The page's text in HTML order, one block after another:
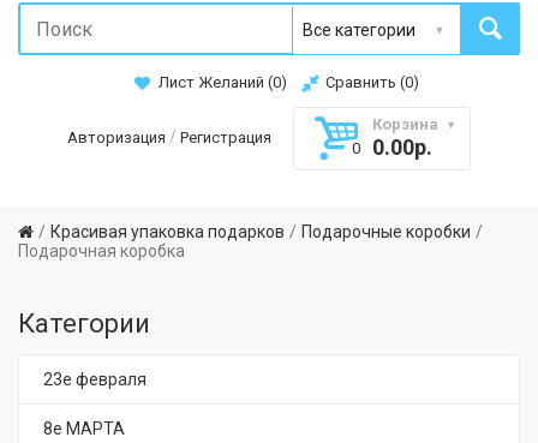
Лист Желаний (0) Сравнить (0)
Авторизация / Регистрация
Корзина
0
0.00р.
Красивая упаковка подарков
Подарочные коробки
Подарочная коробка
Категории
23е февраля
8е МАРТА